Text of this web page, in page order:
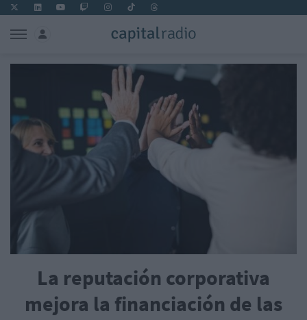
La reputación corporativa
mejora la financiación de las